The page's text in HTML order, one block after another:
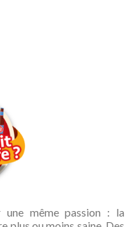
une même passion : la